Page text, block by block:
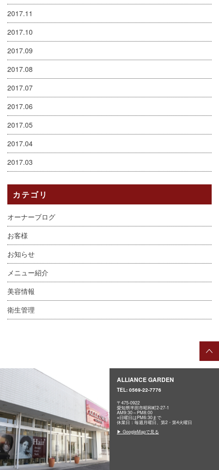
2017.11
2017.10
2017.09
2017.08
2017.07
2017.06
2017.05
2017.04
2017.03
カテゴリ
オーナーブログ
お客様
お知らせ
メニュー紹介
美容情報
衛生管理
ALLIANCE GARDEN
TEL: 0569-22-7776
〒475-0922
愛知県半田市昭和町2-27-1
AM9:30～PM8:00
※日曜日はPM6:30まで
休業日：毎週月曜日、第2・第4火曜日
▶ GoogleMapで見る